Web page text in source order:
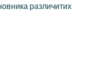
различитих